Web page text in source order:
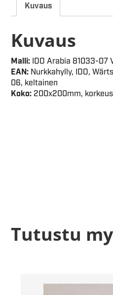
Kuvaus
Kuvaus
Malli: IDO Arabia 81033-07
EAN: Nurkkahylly, IDO,
06, keltainen
Koko: 200x200mm,
Tutustu